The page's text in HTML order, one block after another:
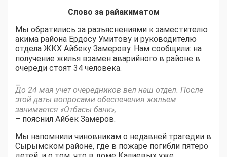
Слово за райакиматом
Мы обратились за разъяснениями к заместителю
акима района Ердосу Умитову и руководителю
отдела ЖКХ Айбеку Замерову. Нам сообщили: на
получение жилья взамен аварийного в районе в
очереди стоят 34 человека.
–
До 24 мая учет очередников вел наш отдел. После
этой даты вопросами обеспечения жильем
занимается «Отбасы банк»,
– пояснил Айбек Замеров.
Мы напомнили чиновникам о недавней трагедии в
Сырымском районе, где в пожаре погибли пятеро